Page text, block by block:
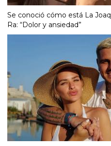
Se conoció cómo está La
Ra: “Dolor y ansiedad”